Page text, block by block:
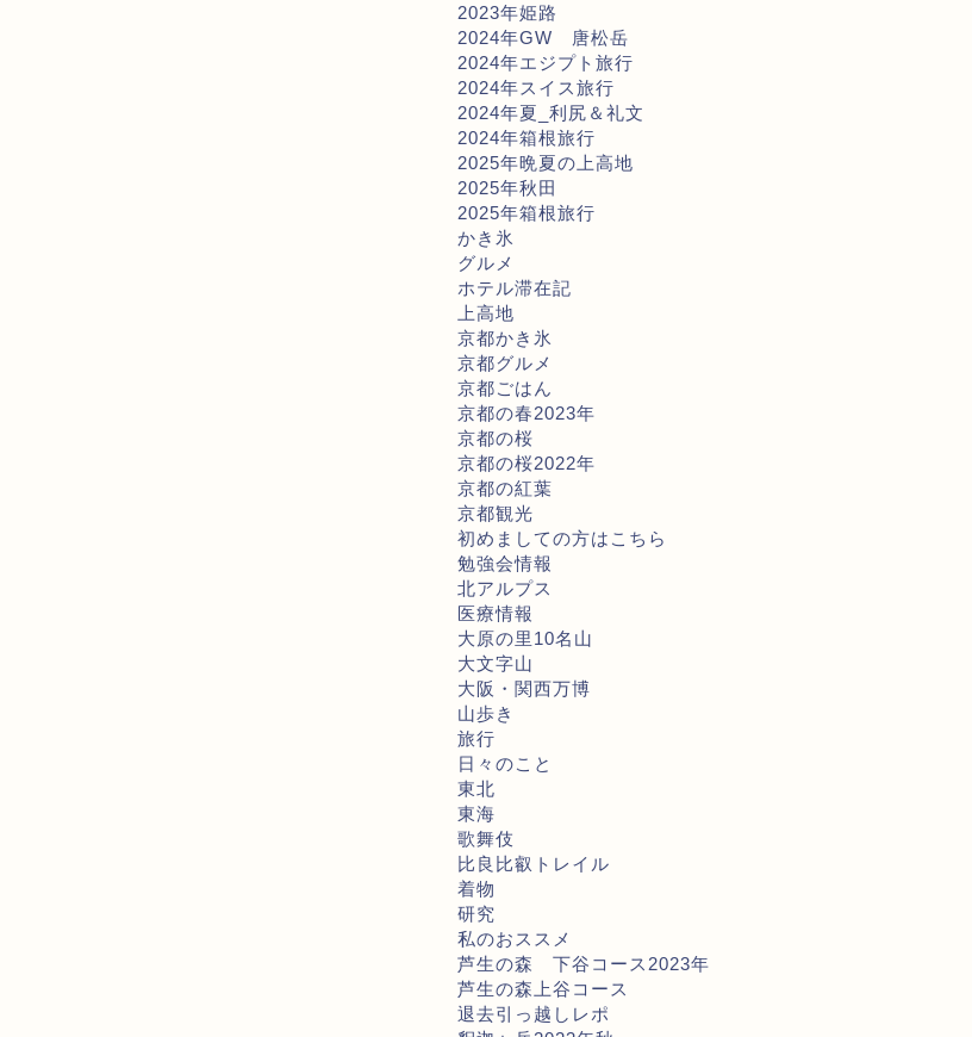
2023年姫路
2024年GW 唐松岳
2024年エジプト旅行
2024年スイス旅行
2024年夏_利尻＆礼文
2024年箱根旅行
2025年晩夏の上高地
2025年秋田
2025年箱根旅行
かき氷
グルメ
ホテル滞在記
上高地
京都かき氷
京都グルメ
京都ごはん
京都の春2023年
京都の桜
京都の桜2022年
京都の紅葉
京都観光
初めましての方はこちら
勉強会情報
北アルプス
医療情報
大原の里10名山
大文字山
大阪・関西万博
山歩き
旅行
日々のこと
東北
東海
歌舞伎
比良比叡トレイル
着物
研究
私のおススメ
芦生の森 下谷コース2023年
芦生の森上谷コース
退去引っ越しレポ